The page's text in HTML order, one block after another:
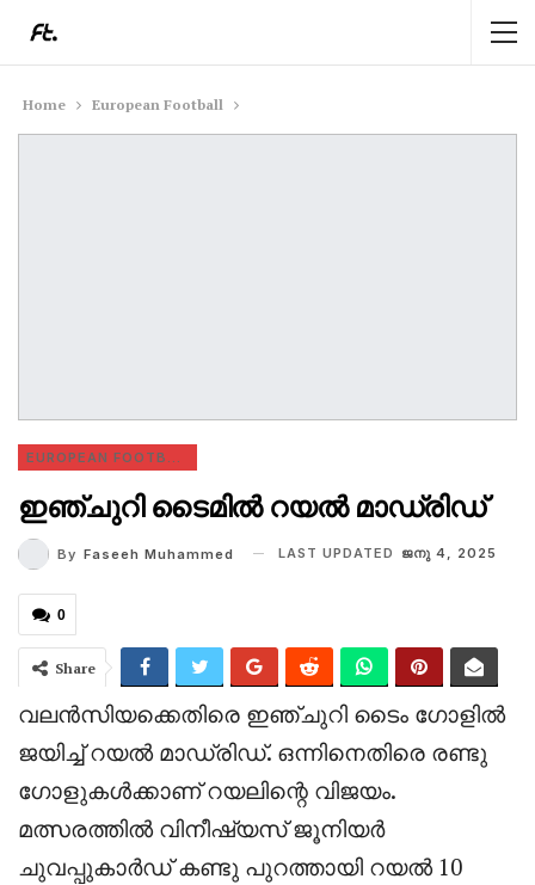
Home European Football
ഇഞ്ചുറി ടൈമിൽ റയൽ മാഡ്രിഡ്
By Faseeh Muhammed LAST UPDATED ജനു 4, 2025
0
Share
വലൻസിയക്കെതിരെ ഇഞ്ചുറി ടൈം ഗോളിൽ
ജയിച്ച് റയൽ മാഡ്രിഡ്. ഒന്നിനെതിരെ രണ്ടു
ഗോളുകൾക്കാണ് റയലിന്റെ വിജയം.
മത്സരത്തിൽ വിനീഷ്യസ് ജൂനിയർ
ചുവപ്പുകാർഡ് കണ്ടു പുറത്തായി റയൽ 10